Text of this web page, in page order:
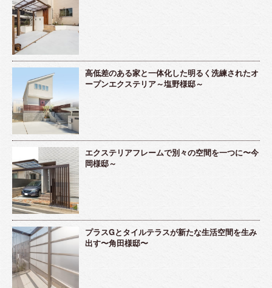
高低差のある家と一体化した明るく洗練されたオ
ープンエクステリア～塩野様邸～
エクステリアフレームで別々の空間を一つに〜今
岡様邸～
プラスGとタイルテラスが新たな生活空間を生み
出す〜角田様邸〜